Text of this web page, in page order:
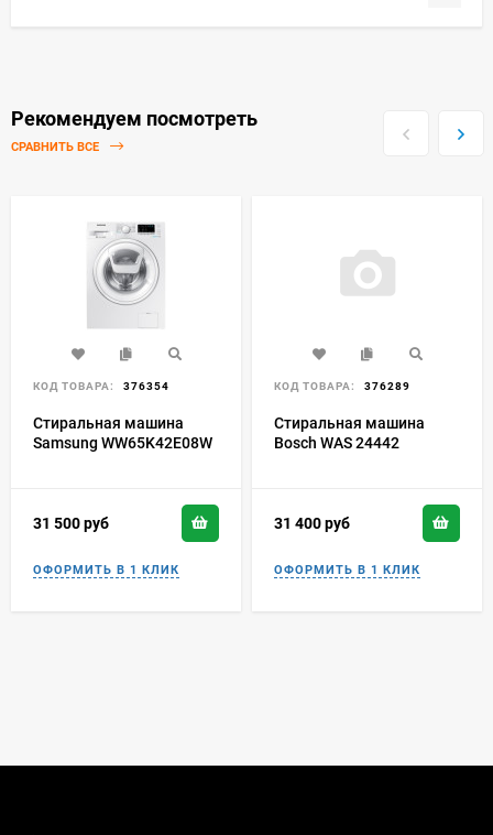
Рекомендуем посмотреть
СРАВНИТЬ ВСЕ
КОД ТОВАРА: 376354
Стиральная машина
Samsung WW65K42E08W
31 500руб
КОД ТОВАРА: 376289
Стиральная машина
Bosch WAS 24442
31 400руб